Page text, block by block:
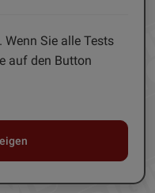
Wenn Sie alle Tests
auf den Button